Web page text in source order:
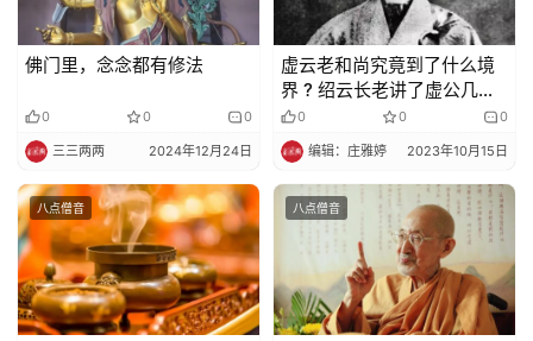
佛门里，念念都有修法
0 0 0
三三两两 2024年12月24日
虚云老和尚究竟到了什么境
界 ? 绍云长老讲了虚公几件
不可思议之事……
0 0 0
编辑：庄雅婷 2023年10月15日
八点僧音 八点僧音